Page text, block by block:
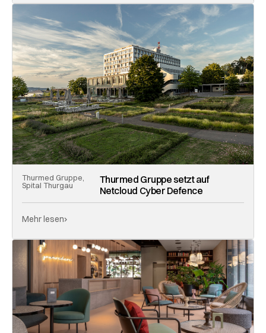
Thurmed Gruppe,
Spital Thurgau
Thurmed Gruppe setzt auf
Netcloud Cyber Defence
Mehr lesen